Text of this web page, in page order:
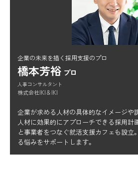
企業の未来を描く採用支援のプロ
橋本芳裕 プロ
人事コンサルタント
株式会社IKI＆IKI
企業が求める人材の具体的なイメージや
人材に効果的にアプローチできる採用計
と事業者をつなぐ就活支援カフェも設立
る悩みをサポートします。